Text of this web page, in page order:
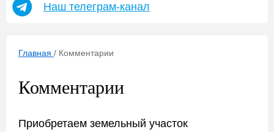
Наш телеграм-канал
Главная / Комментарии
Комментарии
Приобретаем земельный участок